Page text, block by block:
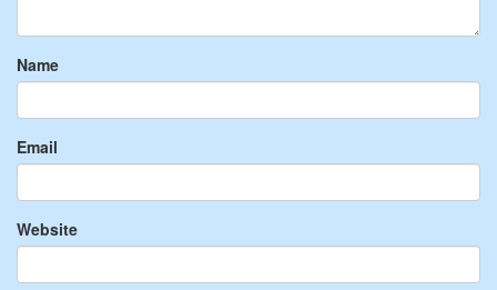
Name
Email
Website